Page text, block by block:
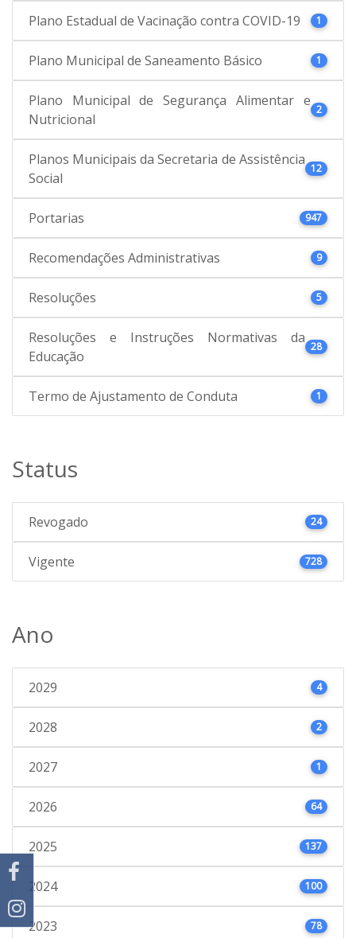
Plano Estadual de Vacinação contra COVID-19 1
Plano Municipal de Saneamento Básico 1
Plano Municipal de Segurança Alimentar e
Nutricional
2
Planos Municipais da Secretaria de Assistência
Social
12
Portarias 947
Recomendações Administrativas 9
Resoluções 5
Resoluções e Instruções Normativas da
Educação
28
Termo de Ajustamento de Conduta 1
Status
Revogado 24
Vigente 728
Ano
2029 4
2028 2
2027 1
2026 64
2025 137
2024 100
2023 78